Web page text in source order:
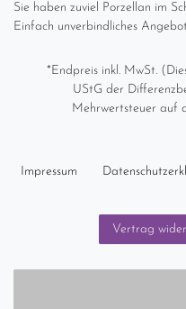
Sie haben zuviel Porzellan im
Einfach unverbindliches
*Endpreis inkl. MwSt.
UStG der
Mehrwertsteuer auf
Impressum
Vertrag